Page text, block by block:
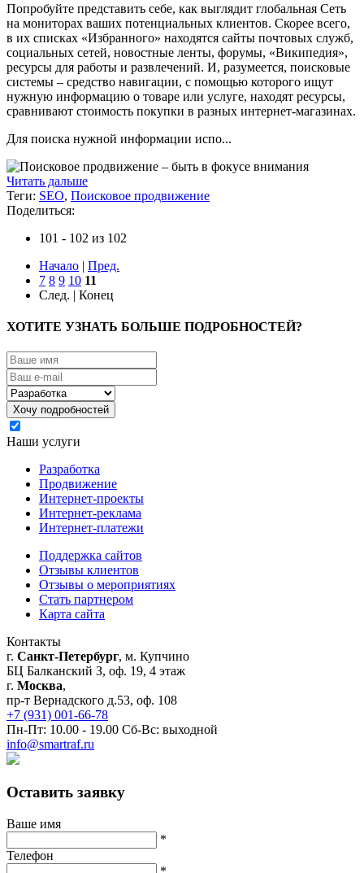
Попробуйте представить себе, как выглядит глобальная Сеть
на мониторах ваших потенциальных клиентов. Скорее всего,
в их списках «Избранного» находятся сайты почтовых служб,
социальных сетей, новостные ленты, форумы, «Википедия»,
ресурсы для работы и развлечений. И, разумеется, поисковые
системы – средство навигации, с помощью которого ищут
нужную информацию о товаре или услуге, находят ресурсы,
сравнивают стоимость покупки в разных интернет-магазинах.
Для поиска нужной информации испо...
Читать дальше
Теги: SEO, Поисковое продвижение
Поделиться:
101 - 102 из 102
Начало | Пред.
7 8 9 10 11
След. | Конец
ХОТИТЕ УЗНАТЬ БОЛЬШЕ ПОДРОБНОСТЕЙ?
Наши услуги
Разработка
Продвижение
Интернет-проекты
Интернет-реклама
Интернет-платежи
Поддержка сайтов
Отзывы клиентов
Отзывы о мероприятиях
Стать партнером
Карта сайта
Контакты
г. Санкт-Петербург, м. Купчино
БЦ Балканский З, оф. 19, 4 этаж
г. Москва,
пр-т Вернадского д.53, оф. 108
+7 (931) 001-66-78
Пн-Пт: 10.00 - 19.00 Сб-Вс: выходной
info@smartraf.ru
Оставить заявку
Ваше имя
*
Телефон